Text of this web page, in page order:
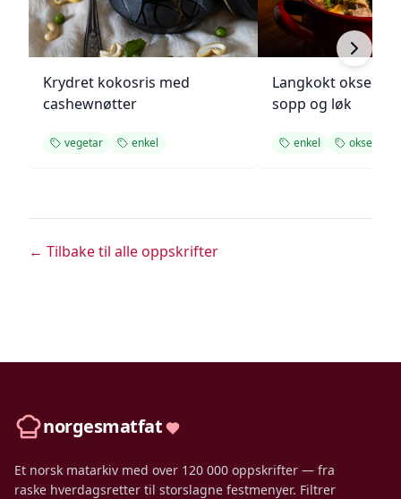
Krydret kokosris med
cashewnøtter
vegetar enkel
Langkokt
sopp og løk
enkel oksekjøtt
← Tilbake til alle oppskrifter
norgesmatfat
Et norsk matarkiv med over 120 000 oppskrifter — fra
raske hverdagsretter til storslagne festmenyer. Filtrer